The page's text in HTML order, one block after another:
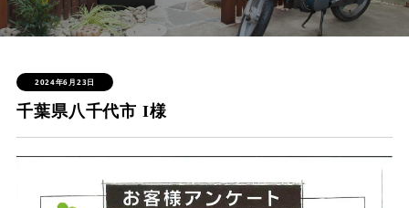
よくある質問
会社概要
2024年6月23日
千葉県八千代市 I様